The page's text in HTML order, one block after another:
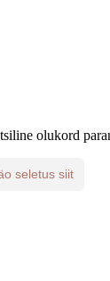
olukord
seletus siit